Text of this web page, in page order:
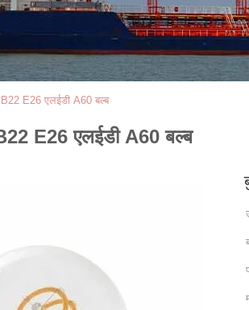
B22 E26 एलईडी A60 बल्ब
E26 एलईडी A60 बल्ब